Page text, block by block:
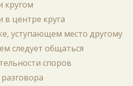
кругом
в центре круга
уступающем место другому
следует общаться
споров